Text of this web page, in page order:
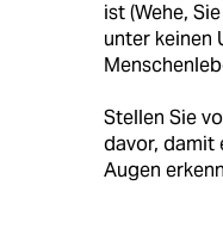
ist (Wehe,
unter keinen
Stellen Sie
davor, damit
Augen